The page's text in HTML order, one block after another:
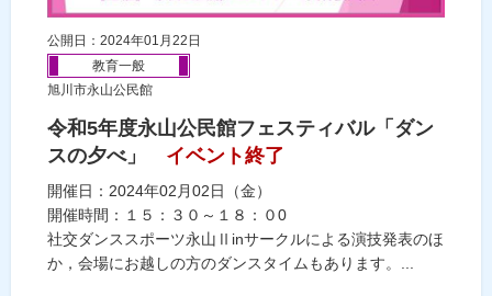
公開日：2024年01月22日
教育一般
旭川市永山公民館
令和5年度永山公民館フェスティバル「ダン
スの夕べ」
イベント終了
開催日：2024年02月02日（金）
開催時間：１５：３０～１８：０0
社交ダンススポーツ永山Ⅱinサークルによる演技発表のほ
か，会場にお越しの方のダンスタイムもあります。...